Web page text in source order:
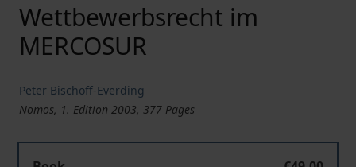
Wettbewerbsrecht im
MERCOSUR
Peter Bischoff-Everding
Nomos, 1. Edition 2003, 377 Pages